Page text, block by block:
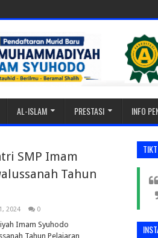
AL-ISLAM PRESTASI INFO
SMP Imam
Tahun
2024 0
Imam Syuhodo
Tahun Pelajaran